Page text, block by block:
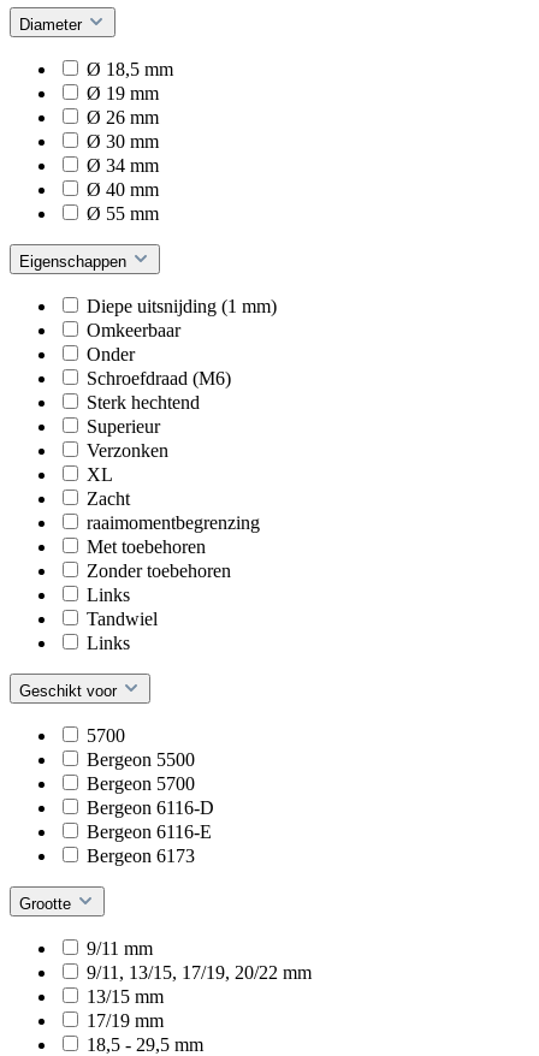
Diameter
Ø 18,5 mm
Ø 19 mm
Ø 26 mm
Ø 30 mm
Ø 34 mm
Ø 40 mm
Ø 55 mm
Eigenschappen
Diepe uitsnijding (1 mm)
Omkeerbaar
Onder
Schroefdraad (M6)
Sterk hechtend
Superieur
Verzonken
XL
Zacht
raaimomentbegrenzing
Met toebehoren
Zonder toebehoren
Links
Tandwiel
Links
Geschikt voor
5700
Bergeon 5500
Bergeon 5700
Bergeon 6116-D
Bergeon 6116-E
Bergeon 6173
Grootte
9/11 mm
9/11, 13/15, 17/19, 20/22 mm
13/15 mm
17/19 mm
18,5 - 29,5 mm